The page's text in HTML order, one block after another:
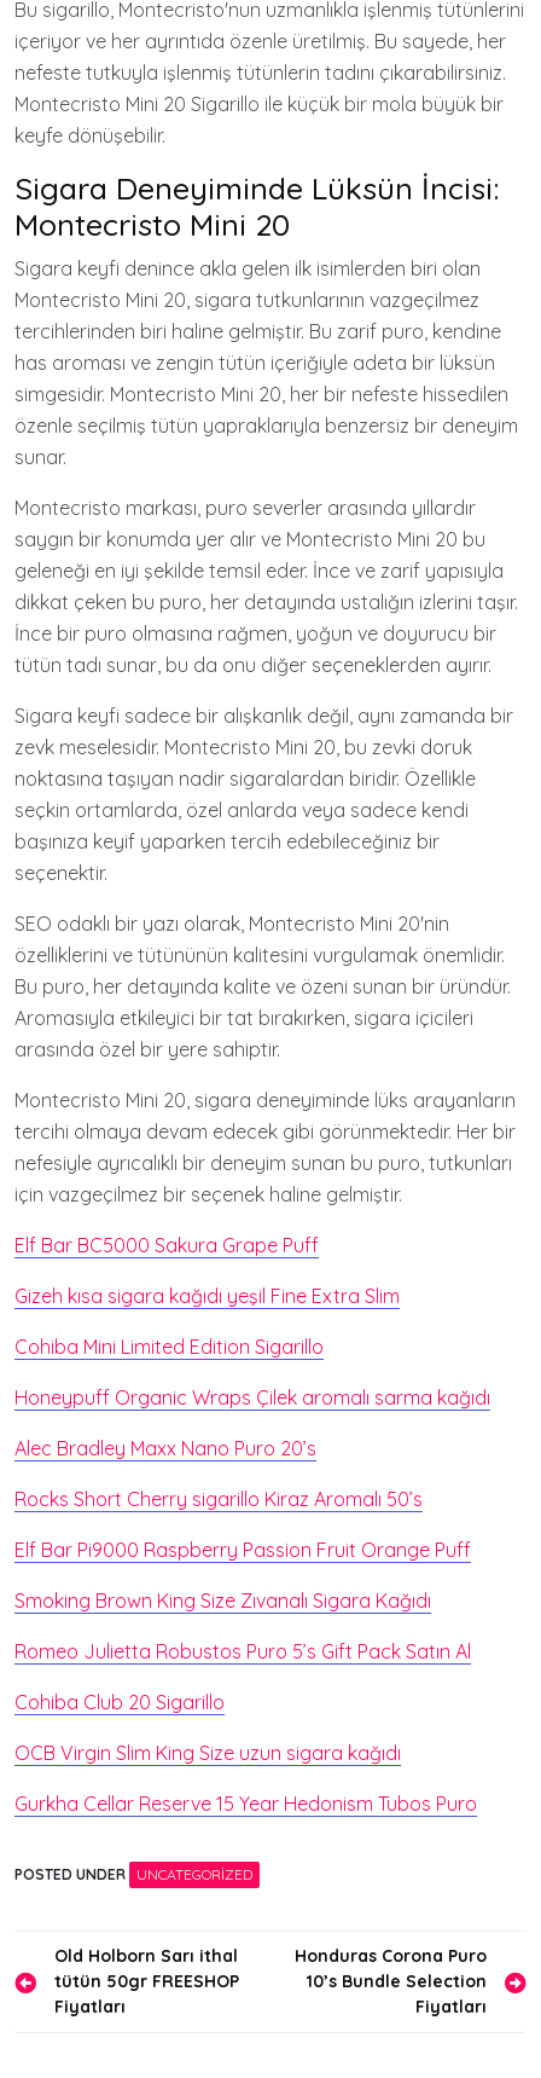
Bu sigarillo, Montecristo'nun uzmanlıkla işlenmiş tütünlerini
içeriyor ve her ayrıntıda özenle üretilmiş. Bu sayede, her
nefeste tutkuyla işlenmiş tütünlerin tadını çıkarabilirsiniz.
Montecristo Mini 20 Sigarillo ile küçük bir mola büyük bir
keyfe dönüşebilir.
Sigara Deneyiminde Lüksün İncisi:
Montecristo Mini 20
Sigara keyfi denince akla gelen ilk isimlerden biri olan
Montecristo Mini 20, sigara tutkunlarının vazgeçilmez
tercihlerinden biri haline gelmiştir. Bu zarif puro, kendine
has aroması ve zengin tütün içeriğiyle adeta bir lüksün
simgesidir. Montecristo Mini 20, her bir nefeste hissedilen
özenle seçilmiş tütün yapraklarıyla benzersiz bir deneyim
sunar.
Montecristo markası, puro severler arasında yıllardır
saygın bir konumda yer alır ve Montecristo Mini 20 bu
geleneği en iyi şekilde temsil eder. İnce ve zarif yapısıyla
dikkat çeken bu puro, her detayında ustalığın izlerini taşır.
İnce bir puro olmasına rağmen, yoğun ve doyurucu bir
tütün tadı sunar, bu da onu diğer seçeneklerden ayırır.
Sigara keyfi sadece bir alışkanlık değil, aynı zamanda bir
zevk meselesidir. Montecristo Mini 20, bu zevki doruk
noktasına taşıyan nadir sigaralardan biridir. Özellikle
seçkin ortamlarda, özel anlarda veya sadece kendi
başınıza keyif yaparken tercih edebileceğiniz bir
seçenektir.
SEO odaklı bir yazı olarak, Montecristo Mini 20'nin
özelliklerini ve tütününün kalitesini vurgulamak önemlidir.
Bu puro, her detayında kalite ve özeni sunan bir üründür.
Aromasıyla etkileyici bir tat bırakırken, sigara içicileri
arasında özel bir yere sahiptir.
Montecristo Mini 20, sigara deneyiminde lüks arayanların
tercihi olmaya devam edecek gibi görünmektedir. Her bir
nefesiyle ayrıcalıklı bir deneyim sunan bu puro, tutkunları
için vazgeçilmez bir seçenek haline gelmiştir.
Elf Bar BC5000 Sakura Grape Puff
Gizeh kısa sigara kağıdı yeşil Fine Extra Slim
Cohiba Mini Limited Edition Sigarillo
Honeypuff Organic Wraps Çilek aromalı sarma kağıdı
Alec Bradley Maxx Nano Puro 20’s
Rocks Short Cherry sigarillo Kiraz Aromalı 50’s
Elf Bar Pi9000 Raspberry Passion Fruit Orange Puff
Smoking Brown King Size Zıvanalı Sigara Kağıdı
Romeo Julietta Robustos Puro 5’s Gift Pack Satın Al
Cohiba Club 20 Sigarillo
OCB Virgin Slim King Size uzun sigara kağıdı
Gurkha Cellar Reserve 15 Year Hedonism Tubos Puro
POSTED UNDER UNCATEGORIZED
Yazı
gezinmesi
Old Holborn Sarı ithal
tütün 50gr FREESHOP
Fiyatları
Honduras Corona Puro
10’s Bundle Selection
Fiyatları